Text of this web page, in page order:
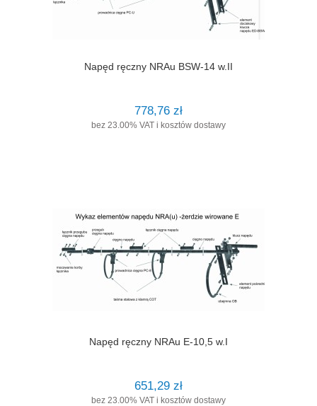
Napęd ręczny NRAu BSW-14 w.II
778,76 zł
bez 23.00% VAT i kosztów dostawy
Napęd ręczny NRAu E-10,5 w.I
651,29 zł
bez 23.00% VAT i kosztów dostawy